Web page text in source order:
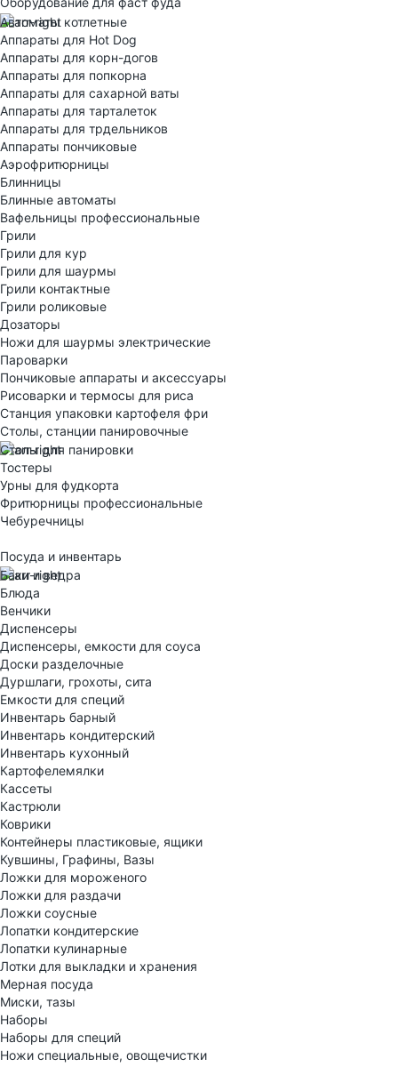
Автоматы котлетные
Аппараты для Hot Dog
Аппараты для корн-догов
Аппараты для попкорна
Аппараты для сахарной ваты
Аппараты для тарталеток
Аппараты для трдельников
Аппараты пончиковые
Аэрофритюрницы
Блинницы
Блинные автоматы
Вафельницы профессиональные
Грили
Грили для кур
Грили для шаурмы
Грили контактные
Грили роликовые
Дозаторы
Ножи для шаурмы электрические
Пароварки
Пончиковые аппараты и аксессуары
Рисоварки и термосы для риса
Станция упаковки картофеля фри
Столы, станции панировочные
Столы для панировки
Тостеры
Урны для фудкорта
Фритюрницы профессиональные
Чебуречницы
Посуда и инвентарь
Баки и ведра
Блюда
Венчики
Диспенсеры
Диспенсеры, емкости для соуса
Доски разделочные
Дуршлаги, грохоты, сита
Емкости для специй
Инвентарь барный
Инвентарь кондитерский
Инвентарь кухонный
Картофелемялки
Кассеты
Кастрюли
Коврики
Контейнеры пластиковые, ящики
Кувшины, Графины, Вазы
Ложки для мороженого
Ложки для раздачи
Ложки соусные
Лопатки кондитерские
Лопатки кулинарные
Лотки для выкладки и хранения
Мерная посуда
Миски, тазы
Наборы
Наборы для специй
Ножи специальные, овощечистки